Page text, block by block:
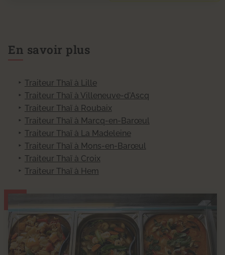
En savoir plus
Traiteur Thaï à Lille
Traiteur Thaï à Villeneuve-d'Ascq
Traiteur Thaï à Roubaix
Traiteur Thaï à Marcq-en-Barœul
Traiteur Thaï à La Madeleine
Traiteur Thaï à Mons-en-Barœul
Traiteur Thaï à Croix
Traiteur Thaï à Hem